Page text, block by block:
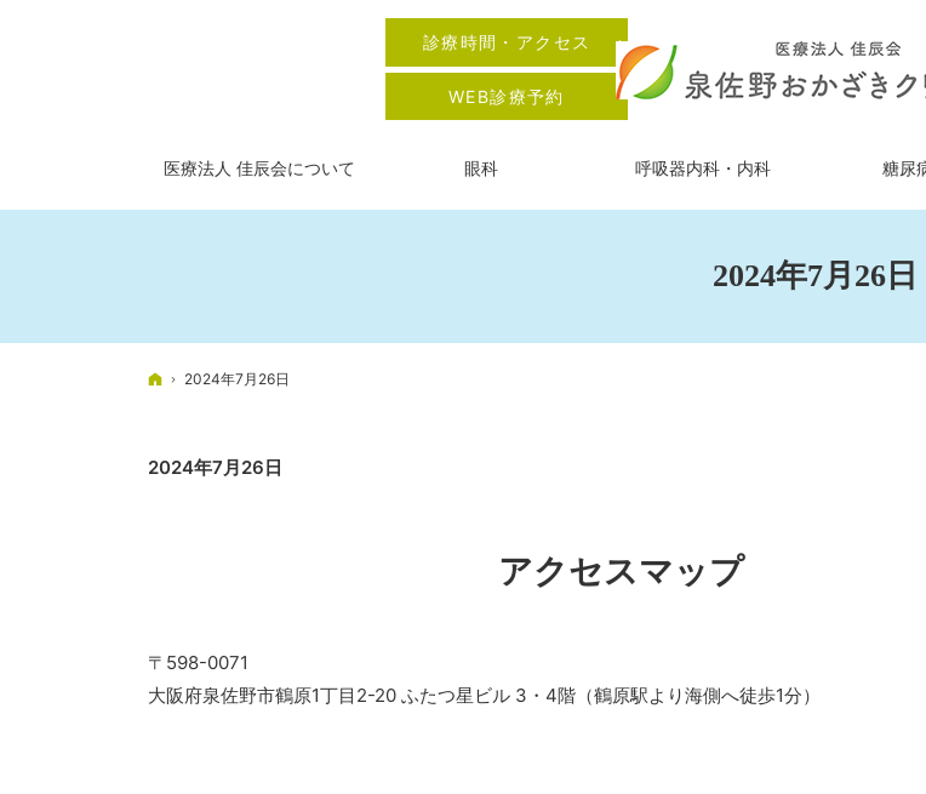
2024年7月26日
ホーム
2024年7月26日
2024年7月26日
アクセスマップ
〒598-0071
大阪府泉佐野市鶴原1丁目2-20 ふたつ星ビル 3・4階（鶴原駅より海側へ徒歩1分）
診療時間・アクセス
WEB診療予約
医療法人 佳辰会について 眼科 呼吸器内科・内科 糖尿